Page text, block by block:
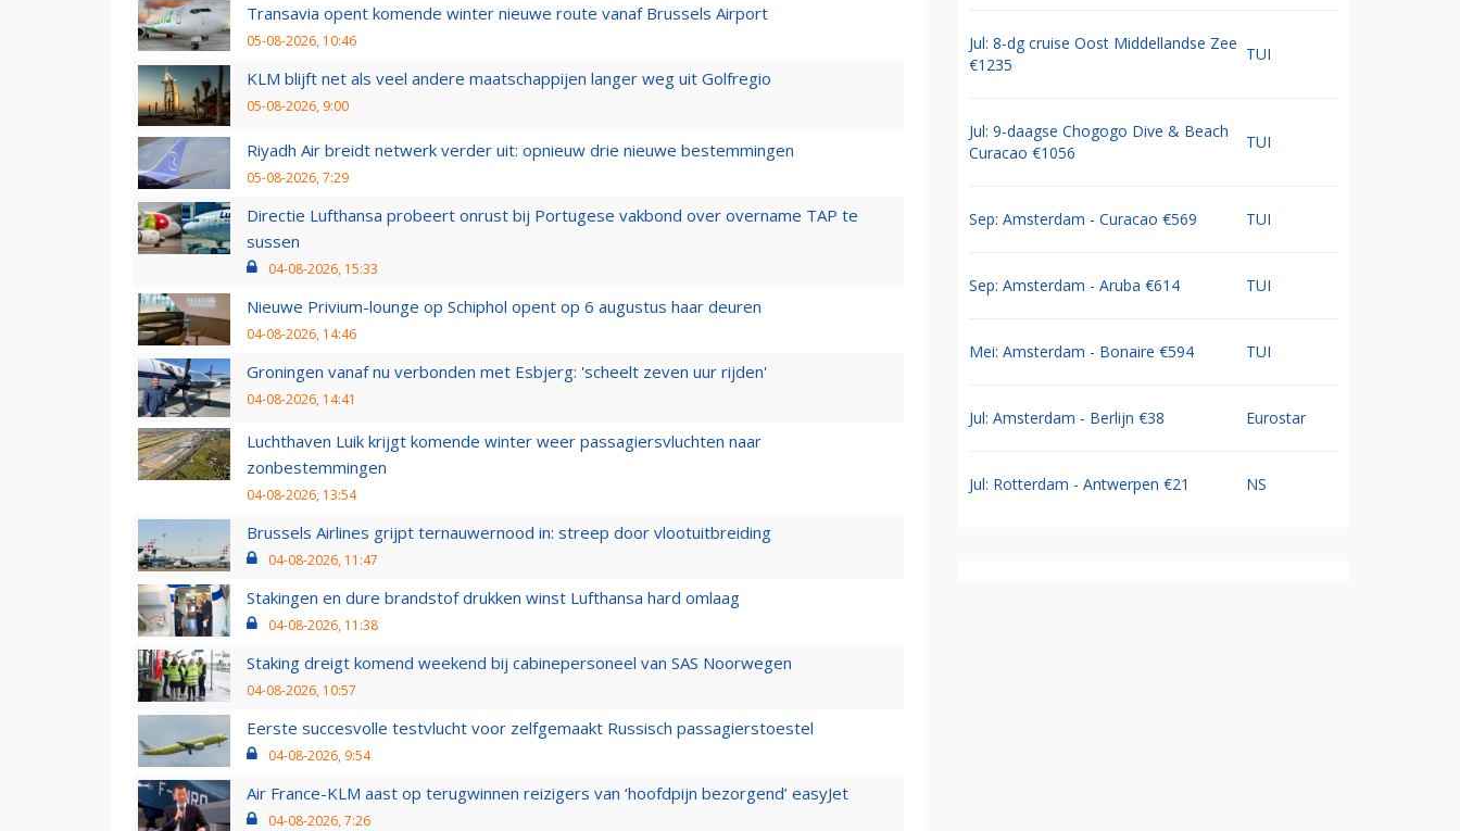
Transavia opent komende winter nieuwe route vanaf Brussels Airport
05-08-2026, 10:46
KLM blijft net als veel andere maatschappijen langer weg uit Golfregio
05-08-2026, 9:00
Riyadh Air breidt netwerk verder uit: opnieuw drie nieuwe bestemmingen
05-08-2026, 7:29
Directie Lufthansa probeert onrust bij Portugese vakbond over overname TAP te
sussen
04-08-2026, 15:33
Nieuwe Privium-lounge op Schiphol opent op 6 augustus haar deuren
04-08-2026, 14:46
Groningen vanaf nu verbonden met Esbjerg: 'scheelt zeven uur rijden'
04-08-2026, 14:41
Luchthaven Luik krijgt komende winter weer passagiersvluchten naar
zonbestemmingen
04-08-2026, 13:54
Brussels Airlines grijpt ternauwernood in: streep door vlootuitbreiding
04-08-2026, 11:47
Stakingen en dure brandstof drukken winst Lufthansa hard omlaag
04-08-2026, 11:38
Staking dreigt komend weekend bij cabinepersoneel van SAS Noorwegen
04-08-2026, 10:57
Eerste succesvolle testvlucht voor zelfgemaakt Russisch passagierstoestel
04-08-2026, 9:54
Air France-KLM aast op terugwinnen reizigers van ‘hoofdpijn bezorgend’ easyJet
04-08-2026, 7:26
Jul: 8-dg cruise Oost Middellandse Zee
€1235
TUI
Jul: 9-daagse Chogogo Dive & Beach
Curacao €1056
TUI
Sep: Amsterdam - Curacao €569 TUI
Sep: Amsterdam - Aruba €614 TUI
Mei: Amsterdam - Bonaire €594 TUI
Jul: Amsterdam - Berlijn €38 Eurostar
Jul: Rotterdam - Antwerpen €21 NS